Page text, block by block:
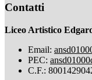
Contatti
Liceo Artistico
Email:
PEC:
C.F.: